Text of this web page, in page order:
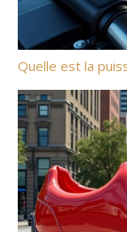
Quelle est la